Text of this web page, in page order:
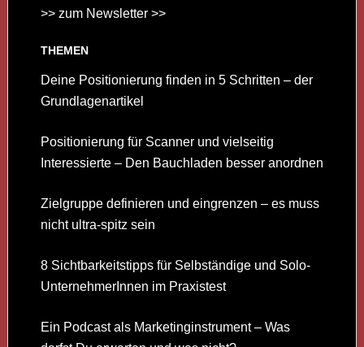
>> zum Newsletter >>
THEMEN
Deine Positionierung finden in 5 Schritten – der
Grundlagenartikel
Positionierung für Scanner und vielseitig
Interessierte – Den Bauchladen besser anordnen
Zielgruppe definieren und eingrenzen – es muss
nicht ultra-spitz sein
8 Sichtbarkeitstipps für Selbständige und Solo-
UnternehmerInnen im Praxistest
Ein Podcast als Marketinginstrument – Was